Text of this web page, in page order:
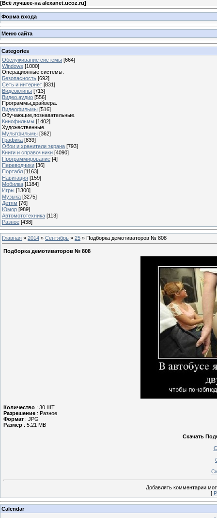
[Всё лучшее-на alexanet.ucoz.ru]
Форма входа
Меню сайта
Categories
Обслуживание системы [664]
Windows [1000]
Операционные системы.
Безопасность [692]
Сеть и интернет [831]
Видеоклипы [713]
Видео,аудио [556]
Программы,драйвера.
Видеофильмы [516]
Обучающие,познавательные.
Кинофильмы [1402]
Художественные.
Мультфильмы [362]
Графика [839]
Обои и хранители экрана [793]
Книги и справочники [4090]
Программирование [4]
Переводчики [36]
Портабл [1163]
Навигация [159]
Мобилка [1184]
Игры [1300]
Музыка [3275]
Детям [76]
Юмор [989]
Автомототехника [113]
Разное [438]
Главная » 2014 » Сентябрь » 25 » Подборка демотиваторов № 808
Подборка демотиваторов № 808
Количество : 30 ШТ
Разрешение : Разное
Формат : JPG
Размер : 5.21 MB
Скачать
Добавлять комментарии
[
Calendar